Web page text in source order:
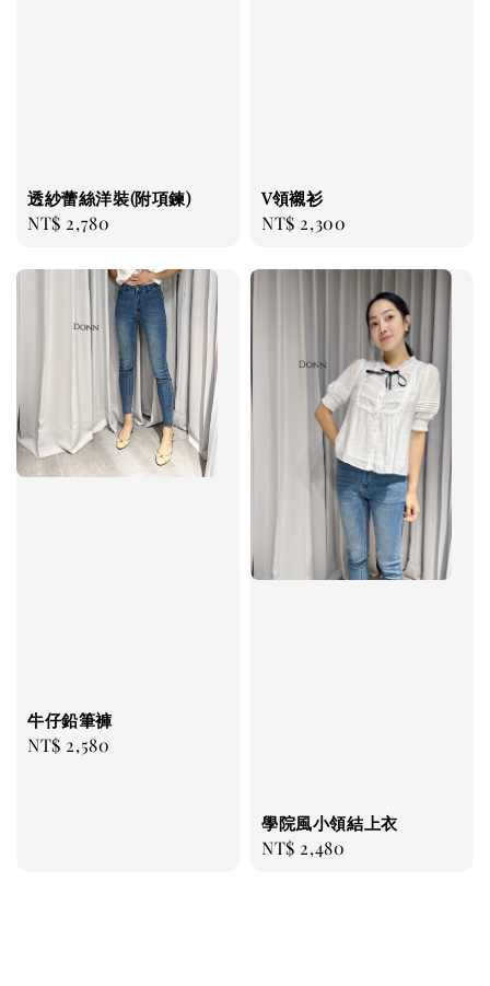
透紗蕾絲洋裝(附項鍊)
Regular
NT$ 2,780
V領襯衫
Regular
NT$ 2,300
牛仔鉛筆褲
Regular
NT$ 2,580
學院風小領結上衣
Regular
NT$ 2,480